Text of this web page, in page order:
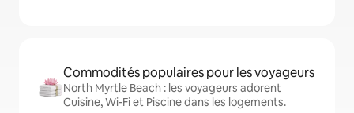
Commodités populaires pour les voyageurs
North Myrtle Beach : les voyageurs adorent
Cuisine, Wi-Fi et Piscine dans les logements.